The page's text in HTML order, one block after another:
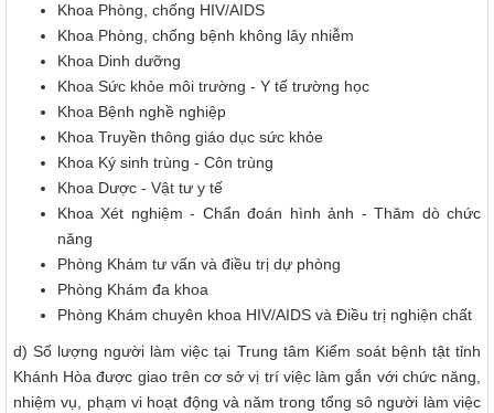
Khoa Phòng, chống HIV/AIDS
Khoa Phòng, chống bệnh không lây nhiễm
Khoa Dinh dưỡng
Khoa Sức khỏe môi trường - Y tế trường học
Khoa Bệnh nghề nghiệp
Khoa Truyền thông giáo dục sức khỏe
Khoa Ký sinh trùng - Côn trùng
Khoa Dược - Vật tư y tế
Khoa Xét nghiệm - Chẩn đoán hình ảnh - Thăm dò chức
năng
Phòng Khám tư vấn và điều trị dự phòng
Phòng Khám đa khoa
Phòng Khám chuyên khoa HIV/AIDS và Điều trị nghiện chất
d) Số lượng người làm việc tại Trung tâm Kiểm soát bệnh tật tỉnh
Khánh Hòa được giao trên cơ sở vị trí việc làm gắn với chức năng,
nhiệm vụ, phạm vi hoạt động và năm trong tổng sô người làm việc
CÔNG BÁO/Số 1097 + 1098
LUẬT XỬ LÝ VI PHẠM HÀNH CHÍNH
190/2025/NĐ-CP
Nghị định Sửa đổi, bổ sung một số điều của Nghị định số
118/2021/NĐ-CP ngày 23 tháng 12 năm 2021 của Chính phủ
quy định chi tiết một số điều và biện pháp thi hành Luật Xử lý
vi phạm hành chính được sửa đổi, bổ sung theo Nghị định số
68/2025/NĐ-CP ngày 18 tháng 3 năm 2025 của Chính phủ và
Nghị định số 120/2021/NĐ-CP ngày 24 tháng 12 năm 2021
của Chính phủ quy định chế độ áp dụng biện pháp xử lý hành
chính giáo dục tại xã, phường, thị trấn
189/2025/NĐ-CP
Nghị định Quy định chi tiết Luật Xử lý vi phạm hành chính về
thẩm quyền xử phạt vi phạm hành chính
318/VPCQTT
V/v định hướng công tác tuyên truyền, đấu tranh phản bác về
nhân quyền tháng 01/2026